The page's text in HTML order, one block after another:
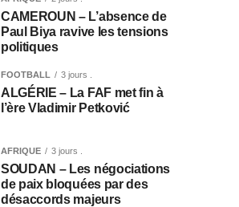
CAMEROUN – L’absence de
Paul Biya ravive les tensions
politiques
FOOTBALL 3 jours .
ALGÉRIE – La FAF met fin à
l’ère Vladimir Petković
AFRIQUE 3 jours .
SOUDAN – Les négociations
de paix bloquées par des
désaccords majeurs